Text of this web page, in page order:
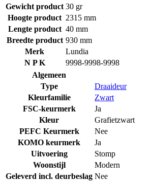
Gewicht product 30 gr
Hoogte product 2315 mm
Lengte product 40 mm
Breedte product 930 mm
Merk
Lundia
N P K
9998-9998-9998
Algemeen
Type
Draaideur
Kleurfamilie
Zwart
FSC-keurmerk
Ja
Kleur
Grafietzwart
PEFC Keurmerk
Nee
KOMO keurmerk
Ja
Uitvoering
Stomp
Woonstijl
Modern
Geleverd incl. deurbeslag Nee